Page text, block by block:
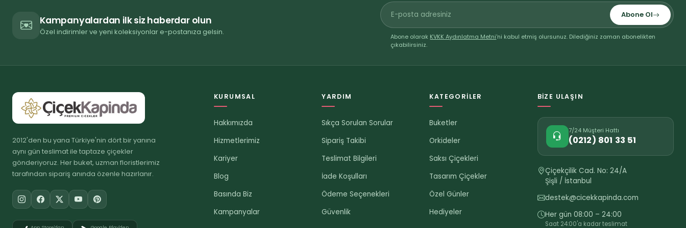
Kampanyalardan ilk siz haberdar olun
Özel indirimler ve yeni koleksiyonlar e-postanıza gelsin.
Abone Ol
Abone olarak KVKK Aydınlatma Metni'ni kabul etmiş olursunuz. Dilediğiniz zaman abonelikten
çıkabilirsiniz.
2012'den bu yana Türkiye'nin dört bir yanına
aynı gün teslimat ile taptaze çiçekler
gönderiyoruz. Her buket, uzman floristlerimiz
tarafından sipariş anında özenle hazırlanır.
KURUMSAL
Hakkımızda
Hizmetlerimiz
Kariyer
Blog
Basında Biz
Kampanyalar
YARDIM
Sıkça Sorulan Sorular
Sipariş Takibi
Teslimat Bilgileri
İade Koşulları
Ödeme Seçenekleri
Güvenlik
KATEGORILER
Buketler
Orkideler
Saksı Çiçekleri
Tasarım Çiçekler
Özel Günler
Hediyeler
BIZE ULAŞIN
7/24 Müşteri Hattı
(0212) 801 33 51
Çiçekçilik Cad. No: 24/A
Şişli / İstanbul
destek@cicekkapinda.com
Her gün 08:00 – 24:00
Saat 24:00'a kadar teslimat